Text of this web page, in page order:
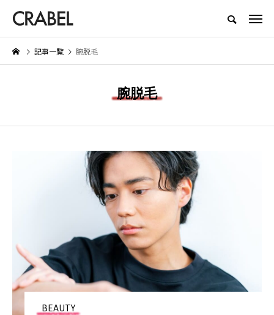
記事一覧 腕脱毛
腕脱毛
BEAUTY
もっとくらべる、もっとほしくなる
NEW POST
Brighte（ブライト） シャワー
ドライヤーの口コミは本当？実際
に体験したメリット・デメリット
を紹介2026.06.29
LIFESTYLE
【着用レビュー】リライブシャ
αの効果は本当？口コミや評判
紹介
2026.01.29
TAG LIST